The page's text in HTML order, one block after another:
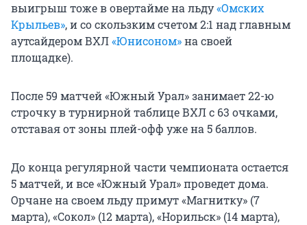
выигрыш тоже в овертайме на льду«Омских
Крыльев», и со скользким счетом 2:1 над главным
аутсайдером ВХЛ«Юнисоном»на своей
площадке).
После 59 матчей «Южный Урал» занимает 22-ю
строчку в турнирной таблице ВХЛ с 63 очками,
отставая от зоны плей-офф уже на 5 баллов.
До конца регулярной части чемпионата остается
5 матчей, и все «Южный Урал» проведет дома.
Орчане на своем льду примут «Магнитку» (7
марта), «Сокол» (12 марта), «Норильск» (14 марта),